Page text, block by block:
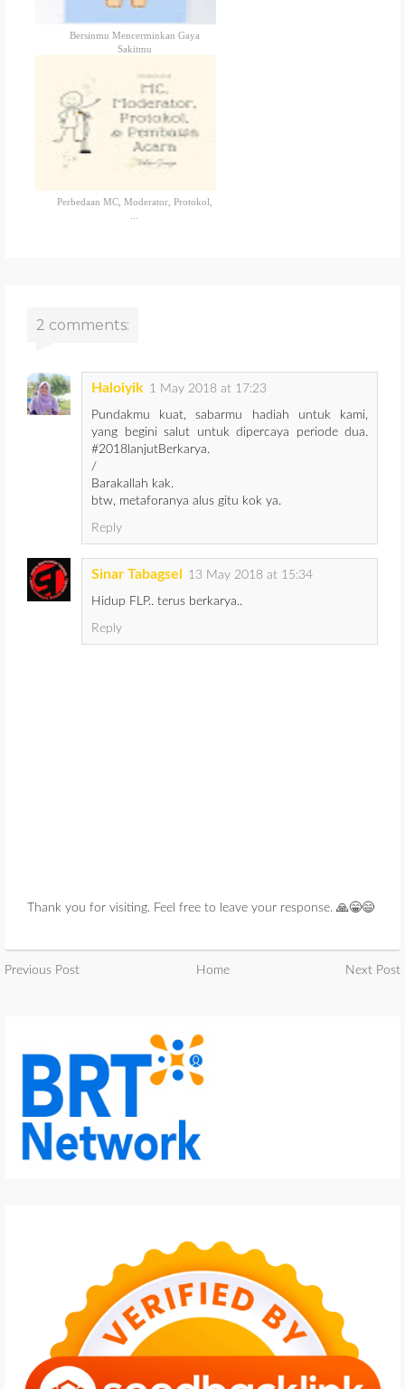
Bersinmu Mencerminkan Gaya
Sakitmu
Perbedaan MC, Moderator, Protokol,
2 comments:
Haloiyik 1 May 2018 at 17:23
Pundakmu kuat, sabarmu hadiah untuk kami,
yang begini salut untuk dipercaya periode dua.
#2018lanjutBerkarya.
/
Barakallah kak.
btw, metaforanya alus gitu kok ya.
Reply
Sinar Tabagsel 13 May 2018 at 15:34
Hidup FLP.. terus berkarya..
Reply
Thank you for visiting. Feel free to leave your response. 🙏😁😄
Previous Post Home Next Post